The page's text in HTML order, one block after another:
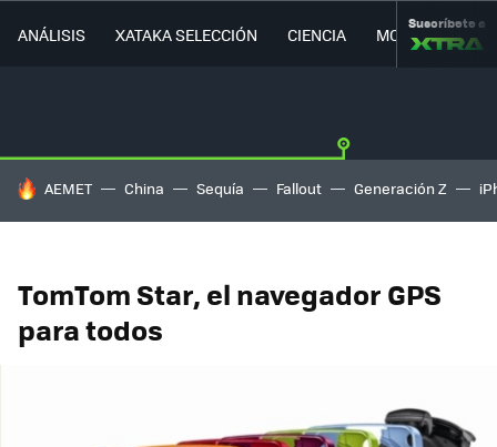
ANÁLISIS XATAKA SELECCIÓN CIENCIA MOVILIDAD
Suscríbete a
HOY SE HABLA DE
AEMET China Sequía Fallout Generación Z
TomTom Star, el navegador GPS
para todos